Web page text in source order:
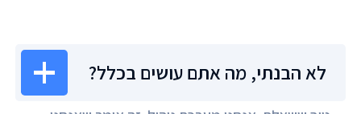
לא הבנתי, מה אתם עושים בכלל?